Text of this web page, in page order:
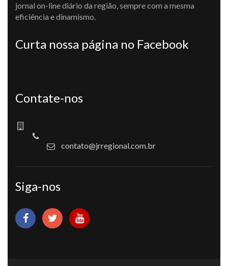
jornal on-line diário da região, sempre com a mesma
eficiência e dinamismo.
Curta nossa página no Facebook
Contate-nos
contato@jrregional.com.br
Siga-nos